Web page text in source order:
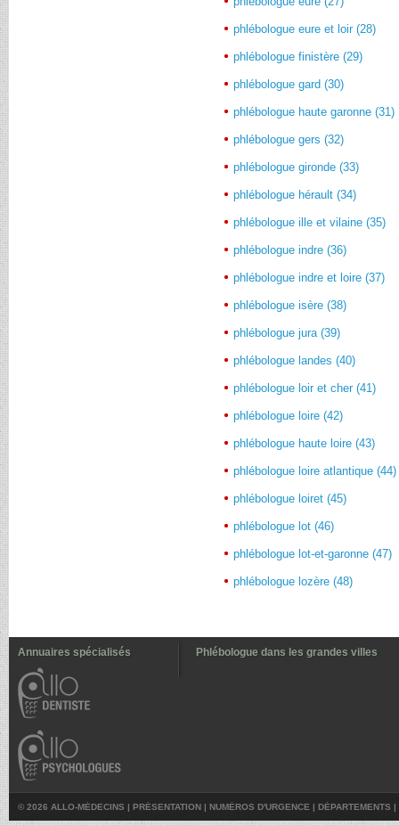
phlébologue eure et loir (28)
phlébologue finistère (29)
phlébologue gard (30)
phlébologue haute garonne (31)
phlébologue gers (32)
phlébologue gironde (33)
phlébologue hérault (34)
phlébologue ille et vilaine (35)
phlébologue indre (36)
phlébologue indre et loire (37)
phlébologue isère (38)
phlébologue jura (39)
phlébologue landes (40)
phlébologue loir et cher (41)
phlébologue loire (42)
phlébologue haute loire (43)
phlébologue loire atlantique (44)
phlébologue loiret (45)
phlébologue lot (46)
phlébologue lot-et-garonne (47)
phlébologue lozère (48)
Annuaires spécialisés Phlébologue dans les grandes villes
© 2026 ALLO-MÉDECINS | PRÉSENTATION | NUMÉROS D'URGENCE | DÉPARTEMENTS |